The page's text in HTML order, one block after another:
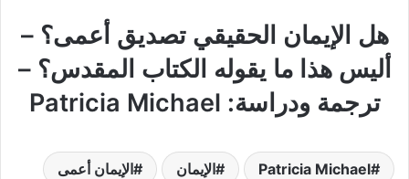
هل الإيمان الحقيقي تصديق أعمى؟ –
أليس هذا ما يقوله الكتاب المقدس؟ –
ترجمة ودراسة: Patricia Michael
Patricia Michael الإيمان الإيمان أعمى